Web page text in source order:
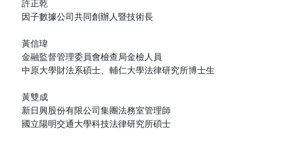
許正乾
因子數據公司共同創辦人暨技術長
黃信瑋
金融監督管理委員會檢查局金檢人員
中原大學財法系碩士、輔仁大學法律研究所博士生
黃雙成
新日興股份有限公司集團法務室管理師
國立陽明交通大學科技法律研究所碩士